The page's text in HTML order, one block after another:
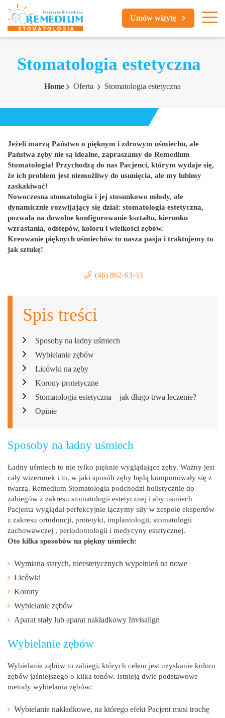
Umów wizytę
Stomatologia estetyczna
Home Oferta Stomatologia estetyczna
Jeżeli marzą Państwo o pięknym i zdrowym uśmiechu, ale
Państwa zęby nie są idealne, zapraszamy do Remedium
Stomatologia! Przychodzą do nas Pacjenci, którym wydaje się,
że ich problem jest niemożliwy do usunięcia, ale my lubimy
zaskakiwać!
Nowoczesna stomatologia i jej stosunkowo młody, ale
dynamicznie rozwijający się dział: stomatologia estetyczna,
pozwala na dowolne konfigurowanie kształtu, kierunku
wzrastania, odstępów, koloru i wielkości zębów.
Kreowanie pięknych uśmiechów to nasza pasja i traktujemy to
jak sztukę!
(46) 862-63-33
Spis treści
Sposoby na ładny uśmiech
Wybielanie zębów
Licówki na zęby
Korony protetyczne
Stomatologia estetyczna – jak długo trwa leczenie?
Opinie
Sposoby na ładny uśmiech
Ładny uśmiech to nie tylko pięknie wyglądające zęby. Ważny jest
cały wizerunek i to, w jaki sposób zęby będą komponowały się z
twarzą. Remedium Stomatologia podchodzi holistycznie do
zabiegów z zakresu stomatologii estetycznej i aby uśmiech
Pacjenta wyglądał perfekcyjnie łączymy siły w zespole ekspertów
z zakresu ortodoncji, protetyki, implantologii, stomatologii
zachowawczej , periodontologii i medycyny estetycznej.
Oto kilka sposobów na piękny uśmiech:
Wymiana starych, nieestetycznych wypełnień na nowe
Licówki
Korony
Wybielanie zębów
Aparat stały lub aparat nakładkowy Invisalign
Wybielanie zębów
Wybielanie zębów to zabiegi, których celem jest uzyskanie koloru
zębów jaśniejszego o kilka tonów. Istnieją dwie podstawowe
metody wybielania zębów:
Wybielanie nakładkowe, na którego efekt Pacjent musi trochę